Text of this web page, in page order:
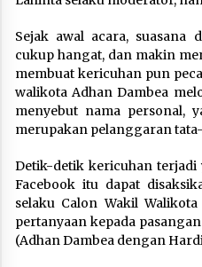
Sejak awal acara, suasana
cukup hangat, dan makin
membuat kericuhan pun
walikota Adhan Dambea
menyebut nama personal,
merupakan pelanggaran
Detik-detik kericuhan
Facebook itu dapat
selaku Calon Wakil
pertanyaan kepada
(Adhan Dambea dengan